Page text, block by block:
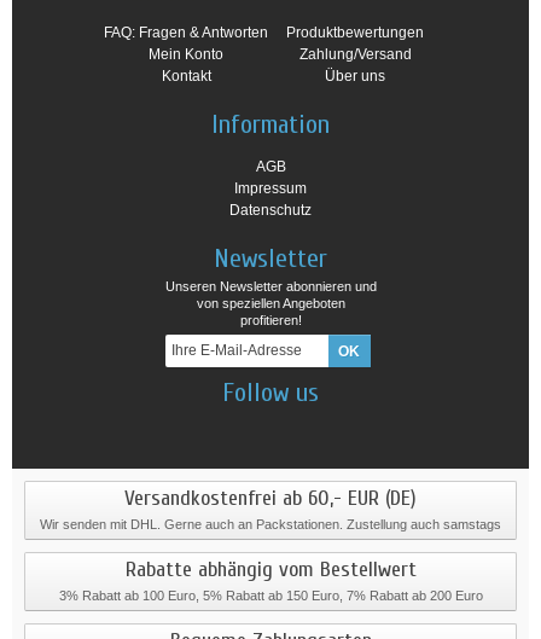
FAQ: Fragen & Antworten
Mein Konto
Kontakt
Produktbewertungen
Zahlung/Versand
Über uns
Information
AGB
Impressum
Datenschutz
Newsletter
Unseren Newsletter abonnieren und
von speziellen Angeboten
profitieren!
Follow us
Versandkostenfrei ab 60,- EUR (DE)
Wir senden mit DHL. Gerne auch an Packstationen. Zustellung auch samstags
Rabatte abhängig vom Bestellwert
3% Rabatt ab 100 Euro, 5% Rabatt ab 150 Euro, 7% Rabatt ab 200 Euro